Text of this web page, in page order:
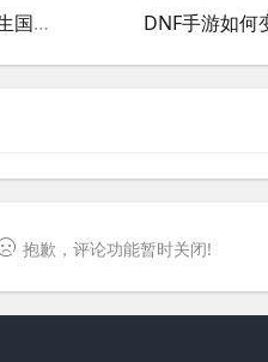
绝地求生国际服手机版：畅玩全球战场-绝地求生国际服手机版下载与游戏体验指南
抱歉，评论功能暂时关闭!